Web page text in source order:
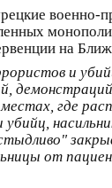
на
и
местах, где
убийц,
от